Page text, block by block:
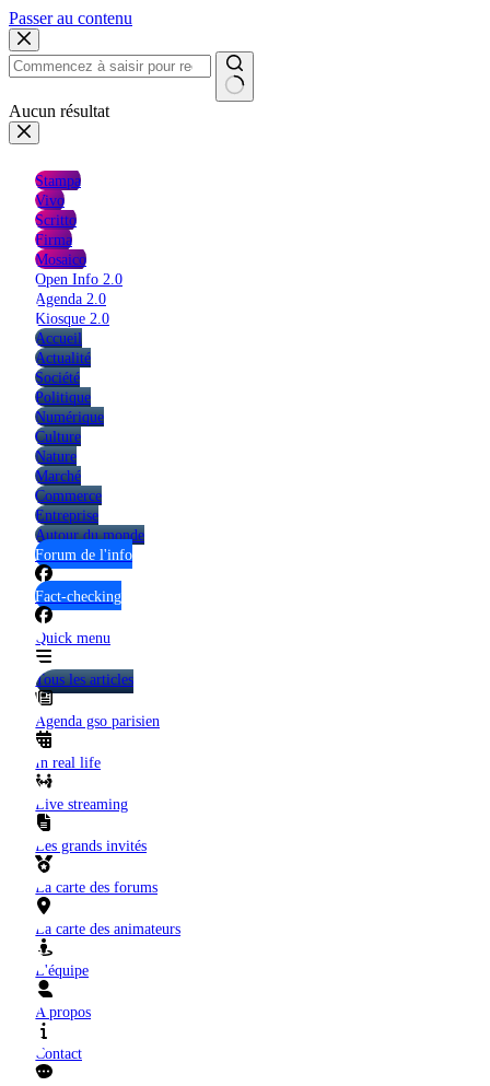
Passer au contenu
Aucun résultat
Stampa
Vivo
Scritto
Firma
Mosaico
Open Info 2.0
Agenda 2.0
Kiosque 2.0
Accueil
Actualité
Société
Politique
Numérique
Culture
Nature
Marché
Commerce
Entreprise
Autour du monde
Forum de l'info
Fact-checking
Quick menu
Tous les articles
Agenda gso parisien
In real life
Live streaming
Les grands invités
La carte des forums
La carte des animateurs
L'équipe
A propos
Contact